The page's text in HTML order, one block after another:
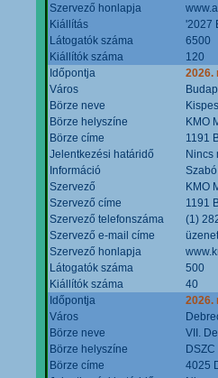
Szervező honlapja
Kiállítás
'2027
Látogatók száma
6500
Kiállítók száma
120
Időpontja
2026.
Város
Börze neve
Börze helyszíne
KMO
Börze címe
1191
Jelentkezési határidő
Nincs
Információ
Szervező
KMO
Szervező címe
1191
Szervező telefonszáma
(1)
Szervező e-mail címe
Szervező honlapja
Látogatók száma
500
Kiállítók száma
40
Időpontja
2026.
Város
Börze neve
VII.
Börze helyszíne
Börze címe
4025